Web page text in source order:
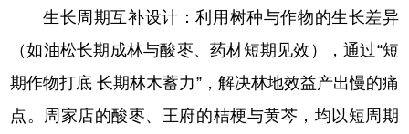
生长周期互补设计：利用树种与作物的生长差异
（如油松长期成林与酸枣、药材短期见效），通过“短
期作物打底 长期林木蓄力”，解决林地效益产出慢的痛
点。周家店的酸枣、王府的桔梗与黄芩，均以短周期